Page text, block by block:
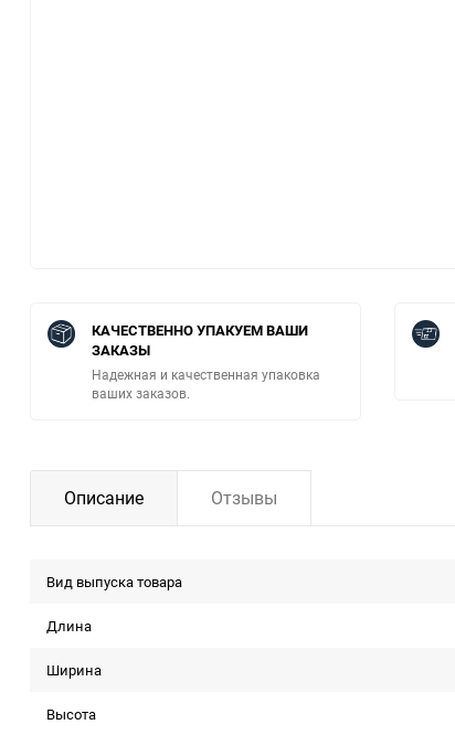
КАЧЕСТВЕННО УПАКУЕМ ВАШИ
ЗАКАЗЫ
Надежная и качественная упаковка
ваших заказов.
Описание Отзывы
Вид выпуска товара
Длина
Ширина
Высота